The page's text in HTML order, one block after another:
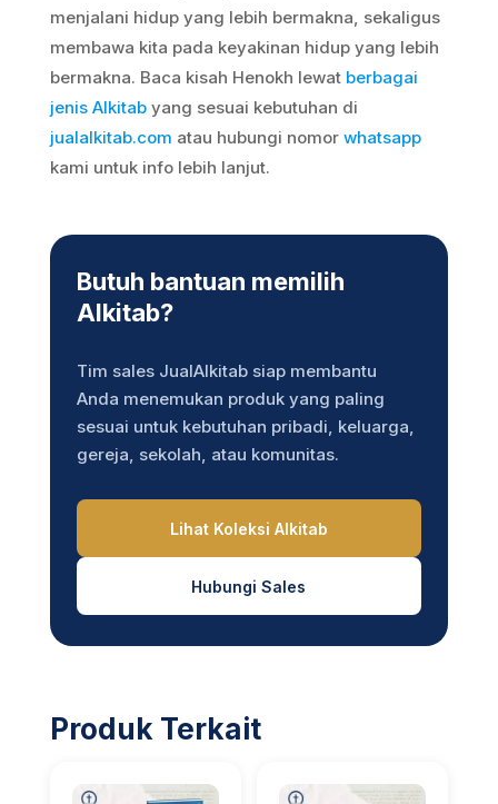
menjalani hidup yang lebih bermakna, sekaligus
membawa kita pada keyakinan hidup yang lebih
bermakna. Baca kisah Henokh lewat berbagai
jenis Alkitabyang sesuai kebutuhan di
jualalkitab.com atau hubungi nomor whatsapp
kami untuk info lebih lanjut.
Butuh bantuan memilih
Alkitab?
Tim sales JualAlkitab siap membantu
Anda menemukan produk yang paling
sesuai untuk kebutuhan pribadi, keluarga,
gereja, sekolah, atau komunitas.
Lihat Koleksi Alkitab
Hubungi Sales
Produk Terkait